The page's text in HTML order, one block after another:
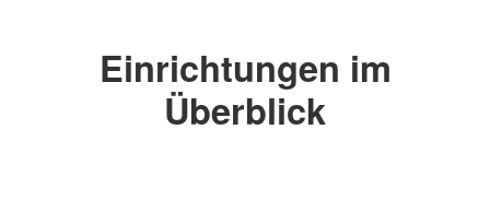
Einrichtungen im
Überblick